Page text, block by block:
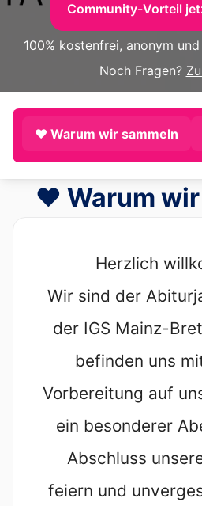
Community-Vorteil
100% kostenfrei, anonym
Noch Fragen?
❤️ Warum wir sammeln
❤️ Warum
Herzlich
Wir sind der
der IGS Mainz-
befinden uns
Vorbereitung auf
ein besonderer
Abschluss
feiern und